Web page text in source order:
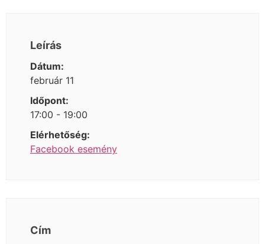
Leírás
Dátum:
február 11
Időpont:
17:00 - 19:00
Elérhetőség:
Facebook esemény
Cím